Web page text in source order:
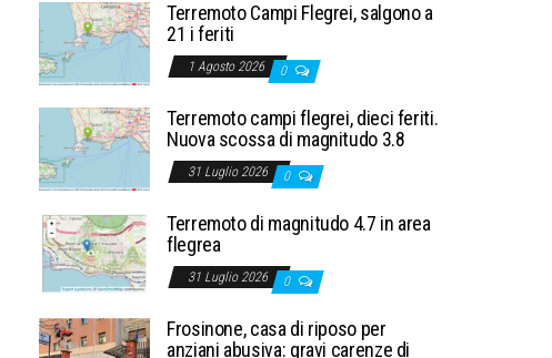
Terremoto Campi Flegrei, salgono a
21 i feriti
1 Agosto 2026 0
Terremoto campi flegrei, dieci feriti.
Nuova scossa di magnitudo 3.8
31 Luglio 2026 0
Terremoto di magnitudo 4.7 in area
flegrea
31 Luglio 2026 0
Frosinone, casa di riposo per
anziani abusiva: gravi carenze di